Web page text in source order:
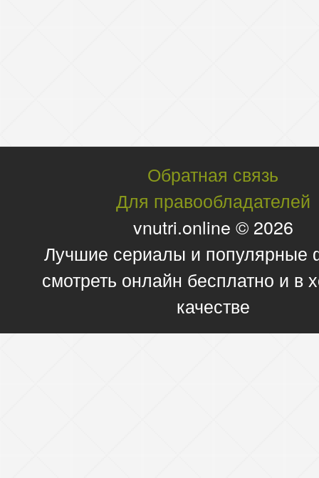
Обратная связь
Для правообладателей
vnutri.online © 2026
Лучшие сериалы и
смотреть онлайн бесплатно и в
качестве